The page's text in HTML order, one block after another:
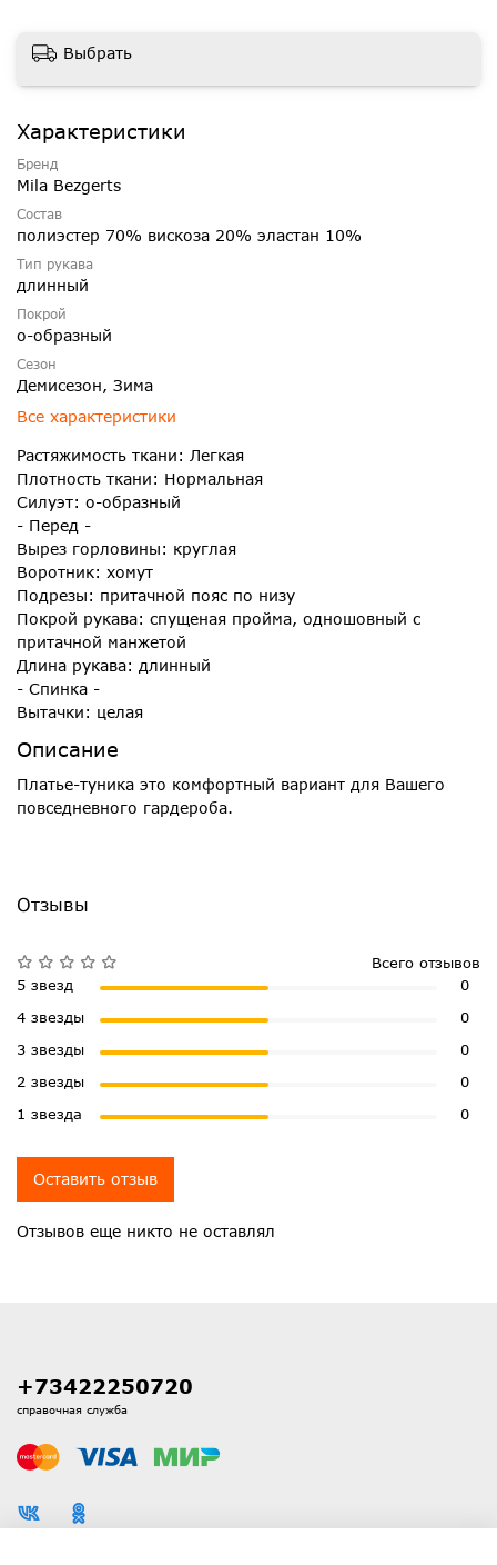
Выбрать
Характеристики
Бренд
Mila Bezgerts
Состав
полиэстер 70% вискоза 20% эластан 10%
Тип рукава
длинный
Покрой
о-образный
Сезон
Демисезон, Зима
Все характеристики
Растяжимость ткани: Легкая
Плотность ткани: Нормальная
Силуэт: о-образный
- Перед -
Вырез горловины: круглая
Воротник: хомут
Подрезы: притачной пояс по низу
Покрой рукава: спущеная пройма, одношовный с
притачной манжетой
Длина рукава: длинный
- Спинка -
Вытачки: целая
Описание
Платье-туника это комфортный вариант для Вашего
повседневного гардероба.
Отзывы
Отзывов еще никто не оставлял
Всего отзывов
5 звезд
0
4 звезды
0
3 звезды
0
2 звезды
0
1 звезда
0
Оставить отзыв
+73422250720
справочная служба